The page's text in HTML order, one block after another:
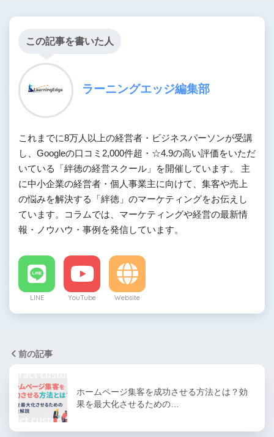
この記事を書いた人
ラーニングエッジ編集部
これまでに8万人以上の経営者・ビジネスパーソンが受講
し、Googleの口コミ2,000件超・☆4.9の高い評価をいただ
いている「絆徳の経営スクール」を開催しています。 主
に中小企業の経営者・個人事業主に向けて、集客や売上
の悩みを解決する「絆徳」のマーケティングをお伝えし
ています。コラムでは、マーケティングや経営の最新情
報・ノウハウ・事例を発信しています。
LINE YouTube Website
前の記事
ホームページ集客を成功させる方法とは？効
果を最大化させるための…